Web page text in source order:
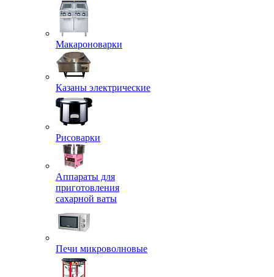
Макароноварки
Казаны электрические
Рисоварки
Аппараты для
приготовления
сахарной ваты
Печи микроволновые